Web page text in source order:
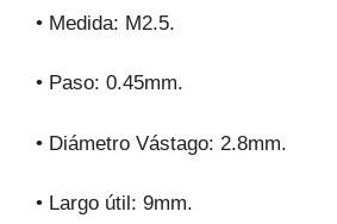
• Medida: M2.5.
• Paso: 0.45mm.
• Diámetro Vástago: 2.8mm.
• Largo útil: 9mm.